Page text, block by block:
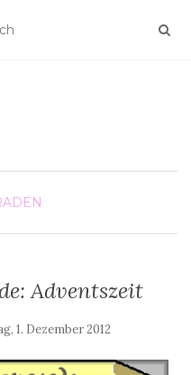
Adventszeit
1. Dezember 2012